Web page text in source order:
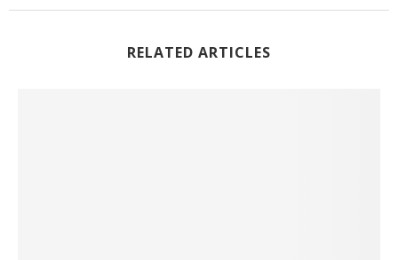
RELATED ARTICLES